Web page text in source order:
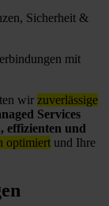
Sicherheit &
mit
wir zuverlässige
Services
effizienten und
optimiert und Ihre